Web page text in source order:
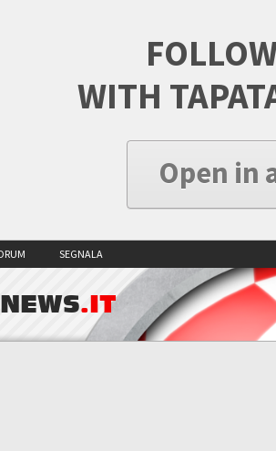
WITH
Open in
SEGNALA
NEWS.IT